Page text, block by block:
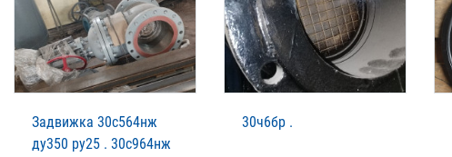
Задвижка 30с564нж
ду350 ру25 . 30с964нж
30ч6бр .